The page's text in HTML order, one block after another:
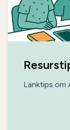
Länktips om